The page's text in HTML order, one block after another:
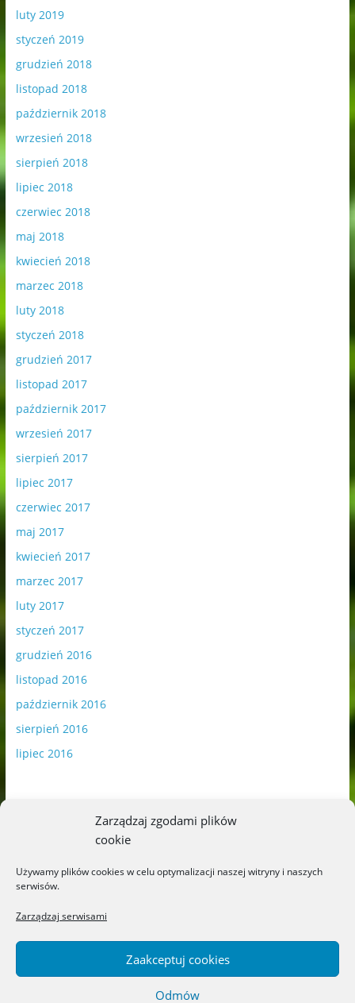
Zarządzaj zgodami plików
cookie
Używamy plików cookies w celu optymalizacji naszej witryny i naszych
serwisów.
Zarządzaj serwisami
Zaakceptuj cookies
Odmów
luty 2019
styczeń 2019
grudzień 2018
listopad 2018
październik 2018
wrzesień 2018
sierpień 2018
lipiec 2018
czerwiec 2018
maj 2018
kwiecień 2018
marzec 2018
luty 2018
styczeń 2018
grudzień 2017
listopad 2017
październik 2017
wrzesień 2017
sierpień 2017
lipiec 2017
czerwiec 2017
maj 2017
kwiecień 2017
marzec 2017
luty 2017
styczeń 2017
grudzień 2016
listopad 2016
październik 2016
sierpień 2016
lipiec 2016